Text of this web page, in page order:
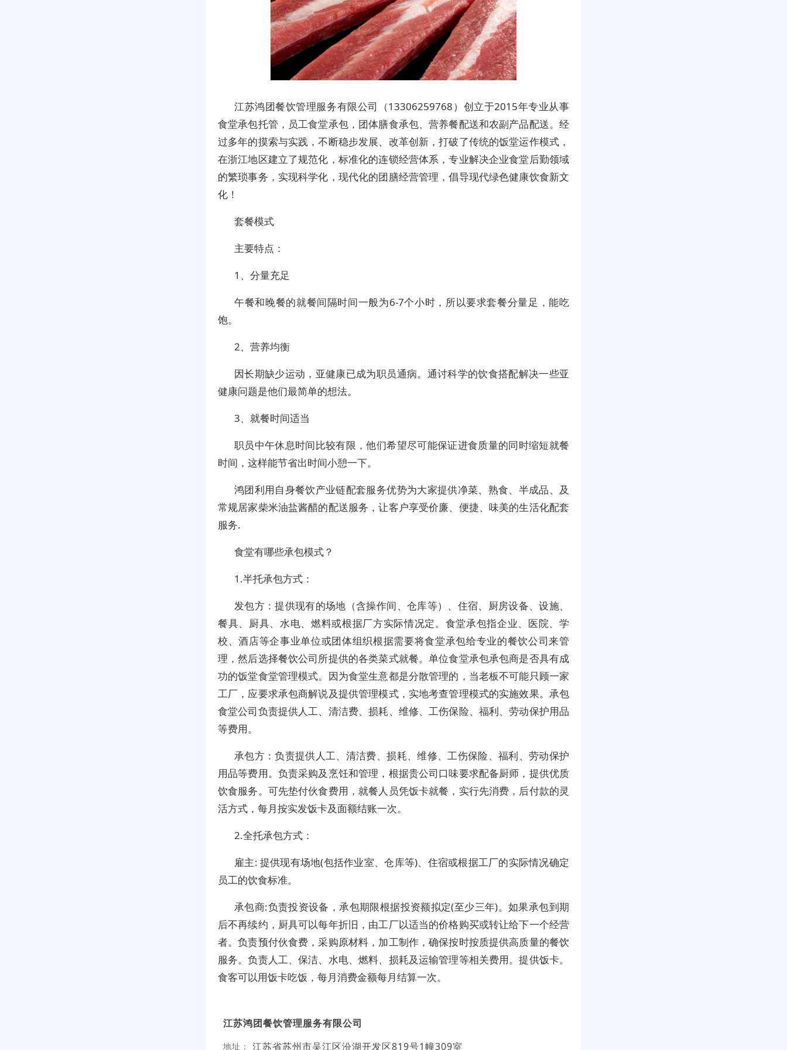
江苏鸿团餐饮管理服务有限公司（13306259768）创立于2015年专业从事
食堂承包托管，员工食堂承包，团体膳食承包、营养餐配送和农副产品配送。经
过多年的摸索与实践，不断稳步发展、改革创新，打破了传统的饭堂运作模式，
在浙江地区建立了规范化，标准化的连锁经营体系，专业解决企业食堂后勤领域
的繁琐事务，实现科学化，现代化的团膳经营管理，倡导现代绿色健康饮食新文
化！
套餐模式
主要特点：
1、分量充足
午餐和晚餐的就餐间隔时间一般为6-7个小时，所以要求套餐分量足，能吃
饱。
2、营养均衡
因长期缺少运动，亚健康已成为职员通病。通讨科学的饮食搭配解决一些亚
健康问题是他们最简单的想法。
3、就餐时间适当
职员中午休息时间比较有限，他们希望尽可能保证进食质量的同时缩短就餐
时间，这样能节省出时间小憩一下。
鸿团利用自身餐饮产业链配套服务优势为大家提供净菜、熟食、半成品、及
常规居家柴米油盐酱醋的配送服务，让客户享受价廉、便捷、味美的生活化配套
服务.
食堂有哪些承包模式？
1.半托承包方式：
发包方：提供现有的场地（含操作间、仓库等）、住宿、厨房设备、设施、
餐具、厨具、水电、燃料或根据厂方实际情况定。食堂承包指企业、医院、学
校、酒店等企事业单位或团体组织根据需要将食堂承包给专业的餐饮公司来管
理，然后选择餐饮公司所提供的各类菜式就餐。单位食堂承包承包商是否具有成
功的饭堂食堂管理模式。因为食堂生意都是分散管理的，当老板不可能只顾一家
工厂，应要求承包商解说及提供管理模式，实地考查管理模式的实施效果。承包
食堂公司负责提供人工、清洁费、损耗、维修、工伤保险、福利、劳动保护用品
等费用。
承包方：负责提供人工、清洁费、损耗、维修、工伤保险、福利、劳动保护
用品等费用。负责采购及烹饪和管理，根据贵公司口味要求配备厨师，提供优质
饮食服务。可先垫付伙食费用，就餐人员凭饭卡就餐，实行先消费，后付款的灵
活方式，每月按实发饭卡及面额结账一次。
2.全托承包方式：
雇主: 提供现有场地(包括作业室、仓库等)、住宿或根据工厂的实际情况确定
员工的饮食标准。
承包商:负责投资设备，承包期限根据投资额拟定(至少三年)。如果承包到期
后不再续约，厨具可以每年折旧，由工厂以适当的价格购买或转让给下一个经营
者。负责预付伙食费，采购原材料，加工制作，确保按时按质提供高质量的餐饮
服务。负责人工、保洁、水电、燃料、损耗及运输管理等相关费用。提供饭卡。
食客可以用饭卡吃饭，每月消费金额每月结算一次。
江苏鸿团餐饮管理服务有限公司
地址： 江苏省苏州市吴江区汾湖开发区819号1幢309室